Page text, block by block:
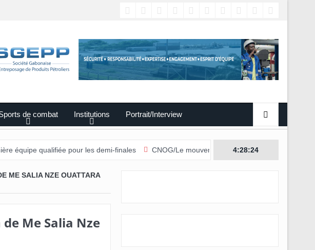
de combat Institutions Portrait/Interview
pour les demi-finales CNOG/Le mouvement sportif s’engage dans le don du sang
4:28:25
ME SALIA NZE OUATTARA
Me Salia Nze